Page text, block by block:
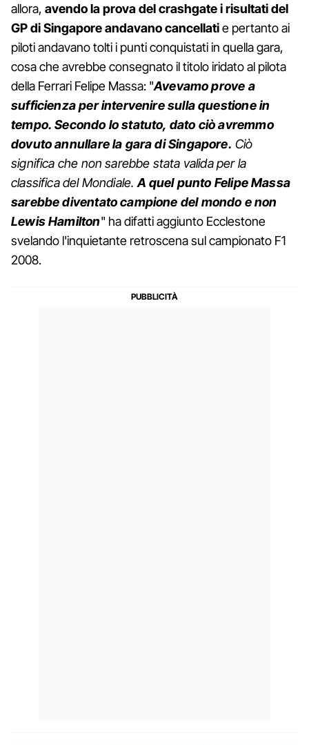
allora, avendo la prova del crashgate i risultati del
GP di Singapore andavano cancellatie pertanto ai
piloti andavano tolti i punti conquistati in quella gara,
cosa che avrebbe consegnato il titolo iridato al pilota
della Ferrari Felipe Massa: "Avevamo prove a
sufficienza per intervenire sulla questione in
tempo. Secondo lo statuto, dato ciò avremmo
dovuto annullare la gara di Singapore. Ciò
significa che non sarebbe stata valida per la
classifica del Mondiale. A quel punto Felipe Massa
sarebbe diventato campione del mondo e non
Lewis Hamilton" ha difatti aggiunto Ecclestone
svelando l'inquietante retroscena sul campionato F1
2008.